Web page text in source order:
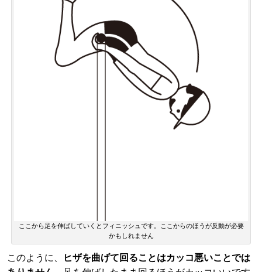
ここから足を伸ばしていくとフィニッシュです。ここからのほうが反動が必要
かもしれません
このように、
ヒザを曲げて回ることはカッコ悪いことでは